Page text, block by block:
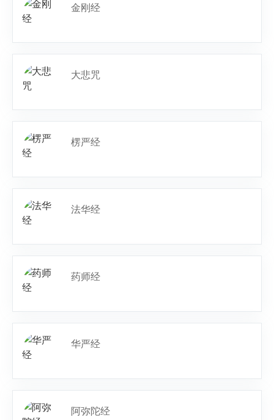
金刚经
大悲咒
楞严经
法华经
药师经
华严经
阿弥陀经